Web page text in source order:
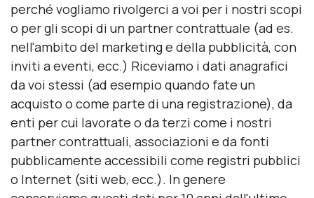
perché vogliamo rivolgerci a voi per i nostri scopi
o per gli scopi di un partner contrattuale (ad es.
nell'ambito del marketing e della pubblicità, con
inviti a eventi, ecc.) Riceviamo i dati anagrafici
da voi stessi (ad esempio quando fate un
acquisto o come parte di una registrazione), da
enti per cui lavorate o da terzi come i nostri
partner contrattuali, associazioni e da fonti
pubblicamente accessibili come registri pubblici
o Internet (siti web, ecc.). In genere